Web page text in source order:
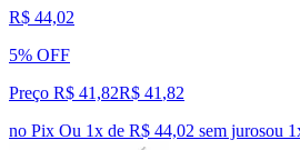
R$ 44,02
5% OFF
Preço R$ 41,82R$ 41 ,82
no Pix Ou 1x de R$ 44,02 sem jurosou 1